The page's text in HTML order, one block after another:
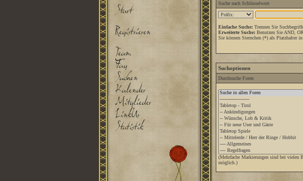
Suche nach Schlüsselwort
Einfache Suche:Trennen Sie
Erweiterte Suche:Benutzen Sie AND,
Sie können Sternchen (*) als Platzhalter
Suchoptionen
Durchsuche Foren
(Mehrfache Markierungen sind bei vielen
möglich.)